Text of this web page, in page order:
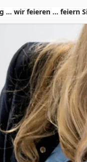
... wir feieren ... feiern